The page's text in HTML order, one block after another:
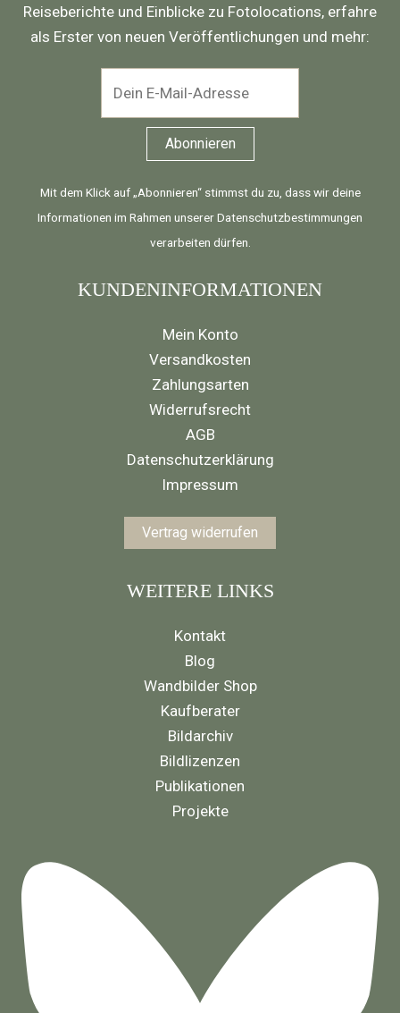
Reiseberichte und Einblicke zu Fotolocations, erfahre
als Erster von neuen Veröffentlichungen und mehr:
Mit dem Klick auf „Abonnieren“ stimmst du zu, dass wir deine
Informationen im Rahmen unsererDatenschutzbestimmungen
verarbeiten dürfen.
KUNDENINFORMATIONEN
Mein Konto
Versandkosten
Zahlungsarten
Widerrufsrecht
AGB
Datenschutzerklärung
Impressum
Vertrag widerrufen
WEITERE LINKS
Kontakt
Blog
Wandbilder Shop
Kaufberater
Bildarchiv
Bildlizenzen
Publikationen
Projekte